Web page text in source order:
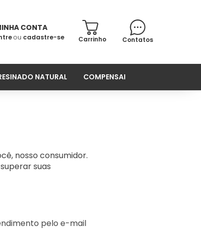
CONTA
ou cadastre-se Carrinho Contatos
NATURAL COMPENSADO ANTIDERRAPANTE
nosso consumidor.
suas
pelo e-mail